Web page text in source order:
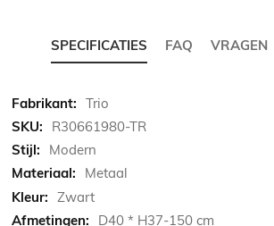
SPECIFICATIES FAQ VRAGEN
Meer
informatie
Trio
R30661980-TR
Modern
Metaal
Zwart
D40 * H37-150 cm